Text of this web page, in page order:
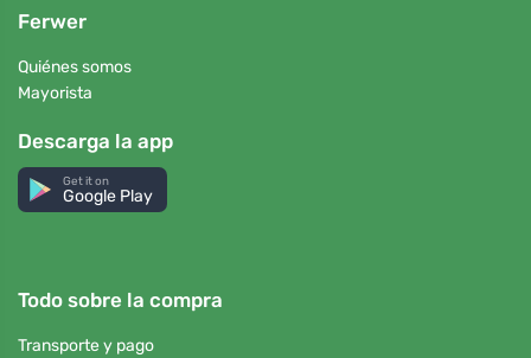
Ferwer
Quiénes somos
Mayorista
Descarga la app
Get it on
Google Play
Todo sobre la compra
Transporte y pago